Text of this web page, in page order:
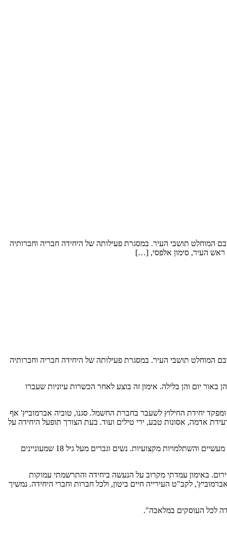
המוחלט תושבי העיר. במסגרת פעילותה של היחידה חבריה וחברותיה
ראש העיר, סימון אלפסי, […]
המוחלט תושבי העיר. במסגרת פעילותה של היחידה חבריה וחברותיה
יום והן בלילה. אימון זה בוצע לאחר הכשרות עיוניות שעברו
מהנדס בטיחות ומפקד יחידת החילוץ לשעבר בחברת החשמל. סגנו, טוביה אברמוביץ' אף
אדמה, אסונות טבע, ירי טילים ועוד. בעת הצורך תופעל היחידה על
היחידה כוללת אנשי חילוץ, חובשים, עו"ס, לוגיסטיקה, שלישות, פרמדיקים, מבצעים ועוד. כדי לשמור על כשירות היחידה יתבצעו במהלך השנה אימונים מעשיים והשתלמויות מקצועיות. נשים וגברים מעל גיל 18 שמעוניינים
באימון עמדתי מקרוב על הנעשה ביחידה והתרשמתי עמוקות
לקב"ט העירייה חיים ביטון, ולכל חברות וחברי היחידה. נמשיך
לכל העוסקים במלאכה".